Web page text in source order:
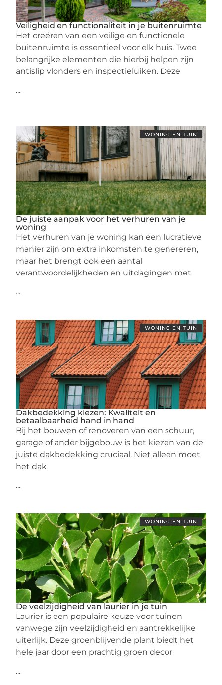
Veiligheid en functionaliteit in je buitenruimte
Het creëren van een veilige en functionele
buitenruimte is essentieel voor elk huis. Twee
belangrijke elementen die hierbij helpen zijn
antislip vlonders en inspectieluiken. Deze
...
WONING EN TUIN
De juiste aanpak voor het verhuren van je
woning
Het verhuren van je woning kan een lucratieve
manier zijn om extra inkomsten te genereren,
maar het brengt ook een aantal
verantwoordelijkheden en uitdagingen met
...
WONING EN TUIN
Dakbedekking kiezen: Kwaliteit en
betaalbaarheid hand in hand
Bij het bouwen of renoveren van een schuur,
garage of ander bijgebouw is het kiezen van de
juiste dakbedekking cruciaal. Niet alleen moet
het dak
...
WONING EN TUIN
De veelzijdigheid van laurier in je tuin
Laurier is een populaire keuze voor tuinen
vanwege zijn veelzijdigheid en aantrekkelijke
uiterlijk. Deze groenblijvende plant biedt het
hele jaar door een prachtig groen decor
...